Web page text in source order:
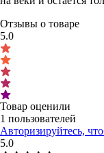
Отзывы о товаре
5.0
Товар оценили
1 пользователей
Авторизируйтесь,
5.0